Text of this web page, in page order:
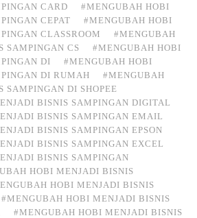
CARD
#MENGUBAH HOBI
CEPAT
#MENGUBAH HOBI
CLASSROOM
#MENGUBAH
SAMPINGAN CS
#MENGUBAH HOBI
DI
#MENGUBAH HOBI
DI RUMAH
#MENGUBAH
SAMPINGAN DI SHOPEE
BISNIS SAMPINGAN DIGITAL
BISNIS SAMPINGAN EMAIL
BISNIS SAMPINGAN EPSON
BISNIS SAMPINGAN EXCEL
BISNIS SAMPINGAN
HOBI MENJADI BISNIS
HOBI MENJADI BISNIS
#MENGUBAH HOBI MENJADI BISNIS
#MENGUBAH HOBI MENJADI BISNIS